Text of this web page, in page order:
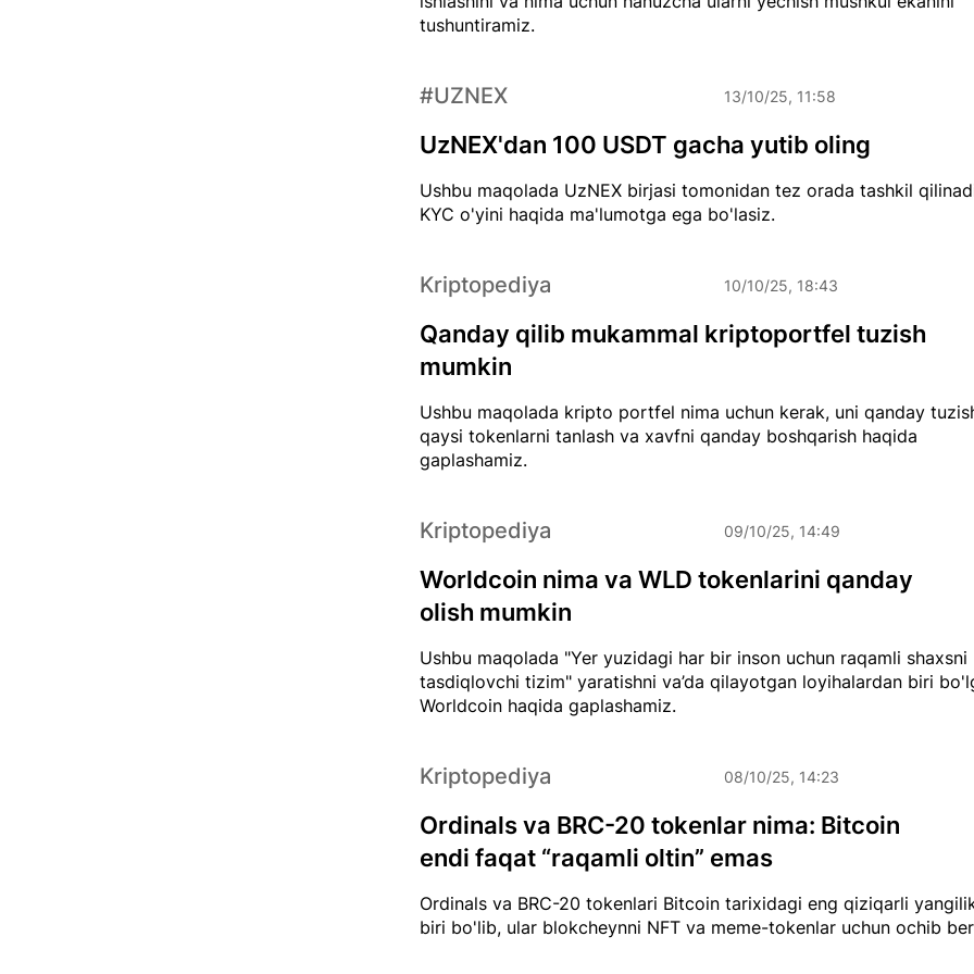
tushuntiramiz.
Ushbu maqolada UzNEX birjasi tomonidan tez orada tashkil
KYC o'yini haqida ma'lumotga ega bo'lasiz.
UzNEX'dan 100 USDT gacha yutib oling
#UZNEX 13/10/25, 11:58
Ushbu maqolada kripto portfel nima uchun kerak, uni qanday
qaysi tokenlarni tanlash va xavfni qanday boshqarish haqida
gaplashamiz.
Qanday qilib mukammal kriptoportfel tuzish
mumkin
Kriptopediya 10/10/25, 18:43
Ushbu maqolada "Yer yuzidagi har bir inson uchun raqamli shaxsni
tasdiqlovchi tizim" yaratishni va’da qilayotgan loyihalardan biri
Worldcoin haqida gaplashamiz.
Worldcoin nima va WLD tokenlarini qanday
olish mumkin
Kriptopediya 09/10/25, 14:49
Ordinals va BRC-20 tokenlari Bitcoin tarixidagi eng qiziqarli
biri bo'lib, ular blokcheynni NFT va meme-tokenlar uchun ochib
Ordinals va BRC-20 tokenlar nima: Bitcoin
endi faqat “raqamli oltin” emas
Kriptopediya 08/10/25, 14:23